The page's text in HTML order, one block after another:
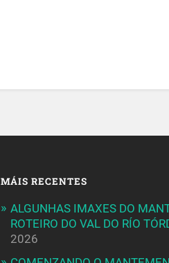
MÁIS RECENTES
ALGUNHAS IMAXES DO
ROTEIRO DO VAL DO RÍO
2026